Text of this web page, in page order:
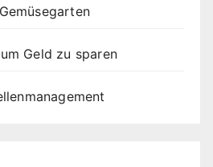
Geld zu sparen